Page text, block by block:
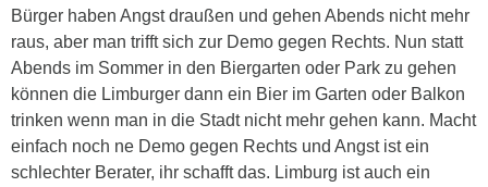
Bürger haben Angst draußen und gehen Abends nicht mehr
raus, aber man trifft sich zur Demo gegen Rechts. Nun statt
Abends im Sommer in den Biergarten oder Park zu gehen
können die Limburger dann ein Bier im Garten oder Balkon
trinken wenn man in die Stadt nicht mehr gehen kann. Macht
einfach noch ne Demo gegen Rechts und Angst ist ein
schlechter Berater, ihr schafft das. Limburg ist auch ein